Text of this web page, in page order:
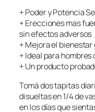
+ Poder y Potencia
+ Erecciones mas
sin efectos adversos
+ Mejora el bienestar
+ Ideal para hombres
+ Un producto
Tomá dos tapitas
disueltas en 1/4 de
en los días que